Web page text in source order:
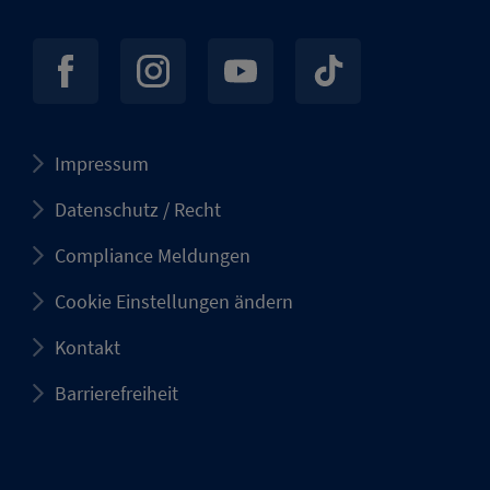
Impressum
Datenschutz / Recht
Compliance Meldungen
Cookie Einstellungen ändern
Kontakt
Barrierefreiheit